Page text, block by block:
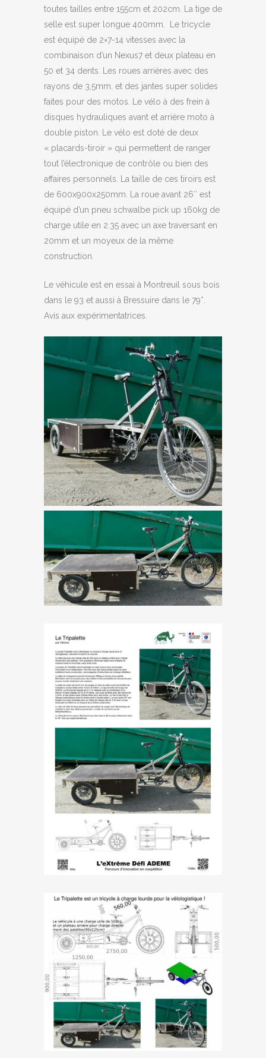
toutes tailles entre 155cm et 202cm. La tige de
selle est super longue 400mm. Le tricycle
est équipé de 2×7-14 vitesses avec la
combinaison d’un Nexus7 et deux plateau en
50 et 34 dents. Les roues arrières avec des
rayons de 3,5mm. et des jantes super solides
faites pour des motos. Le vélo à des frein à
disques hydrauliques avant et arrière moto à
double piston. Le vélo est doté de deux
« placards-tiroir » qui permettent de ranger
tout l’électronique de contrôle ou bien des
affaires personnels. La taille de ces tiroirs est
de 600x900x250mm. La roue avant 26″ est
équipé d’un pneu schwalbe pick up 160kg de
charge utile en 2.35 avec un axe traversant en
20mm et un moyeux de la même
construction.
Le véhicule est en essai à Montreuil sous bois
dans le 93 et aussi à Bressuire dans le 79*.
Avis aux expérimentatrices.